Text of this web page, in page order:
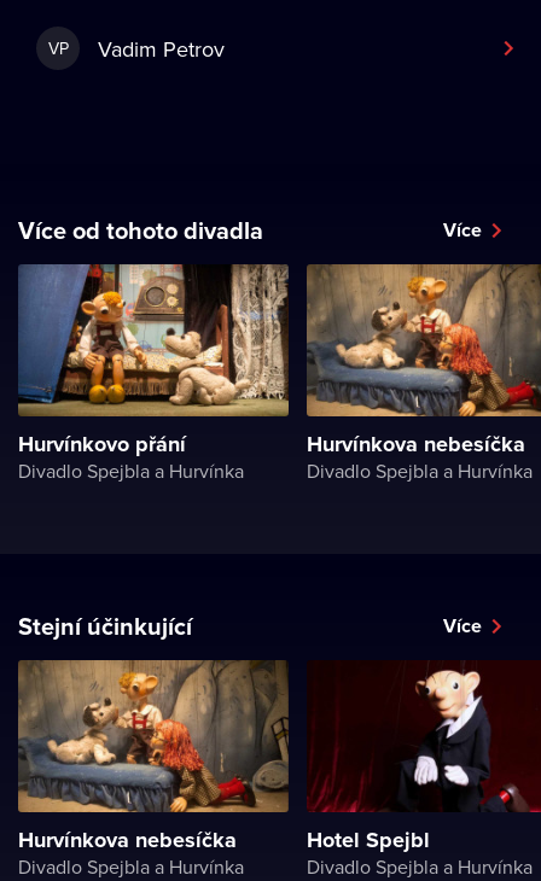
VP Vadim Petrov
Více od tohoto divadla Více
Hurvínkovo přání
Divadlo Spejbla a Hurvínka
Hurvínkova nebesíčka
Divadlo Spejbla a Hurvínka
Stejní účinkující Více
Hurvínkova nebesíčka
Divadlo Spejbla a Hurvínka
Hotel Spejbl
Divadlo Spejbla a Hurvínka